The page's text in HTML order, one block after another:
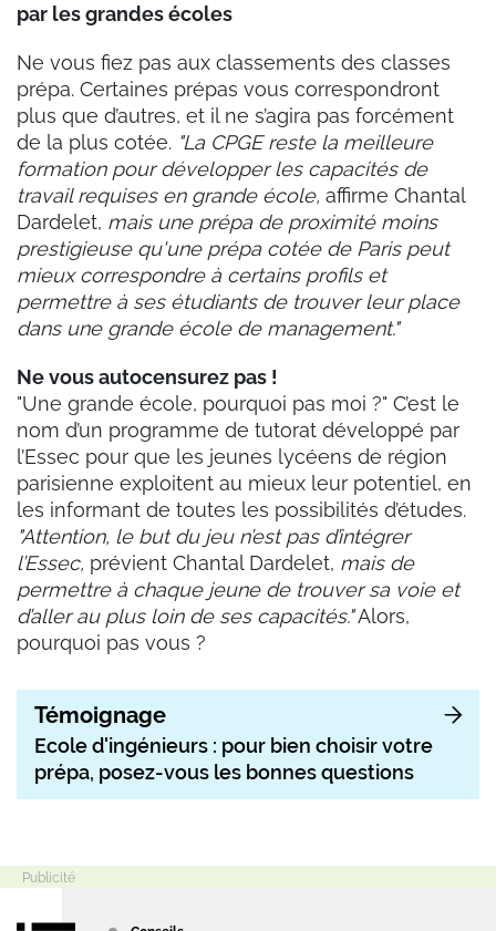
par les grandes écoles
Ne vous fiez pas aux classements des classes
prépa. Certaines prépas vous correspondront
plus que d’autres, et il ne s’agira pas forcément
de la plus cotée. "La CPGE reste la meilleure
formation pour développer les capacités de
travail requises en grande école, affirme Chantal
Dardelet, mais une prépa de proximité moins
prestigieuse qu'une prépa cotée de Paris peut
mieux correspondre à certains profils et
permettre à ses étudiants de trouver leur place
dans une grande école de management."
Ne vous autocensurez pas !
"Une grande école, pourquoi pas moi ?" C’est le
nom d’un programme de tutorat développé par
l’Essec pour que les jeunes lycéens de région
parisienne exploitent au mieux leur potentiel, en
les informant de toutes les possibilités d’études.
"Attention, le but du jeu n’est pas d’intégrer
l’Essec, prévient Chantal Dardelet, mais de
permettre à chaque jeune de trouver sa voie et
d’aller au plus loin de ses capacités."Alors,
pourquoi pas vous ?
Témoignage
Ecole d'ingénieurs : pour bien choisir votre
prépa, posez-vous les bonnes questions